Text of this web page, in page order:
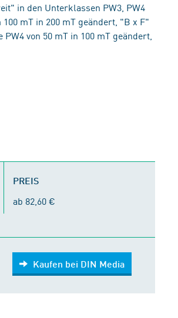
in den Unterklassen PW3, PW4
mT in 200 mT geändert, "B x F"
von 50 mT in 100 mT geändert,
PREIS
ab 82,60 €
Kaufen bei DIN Media